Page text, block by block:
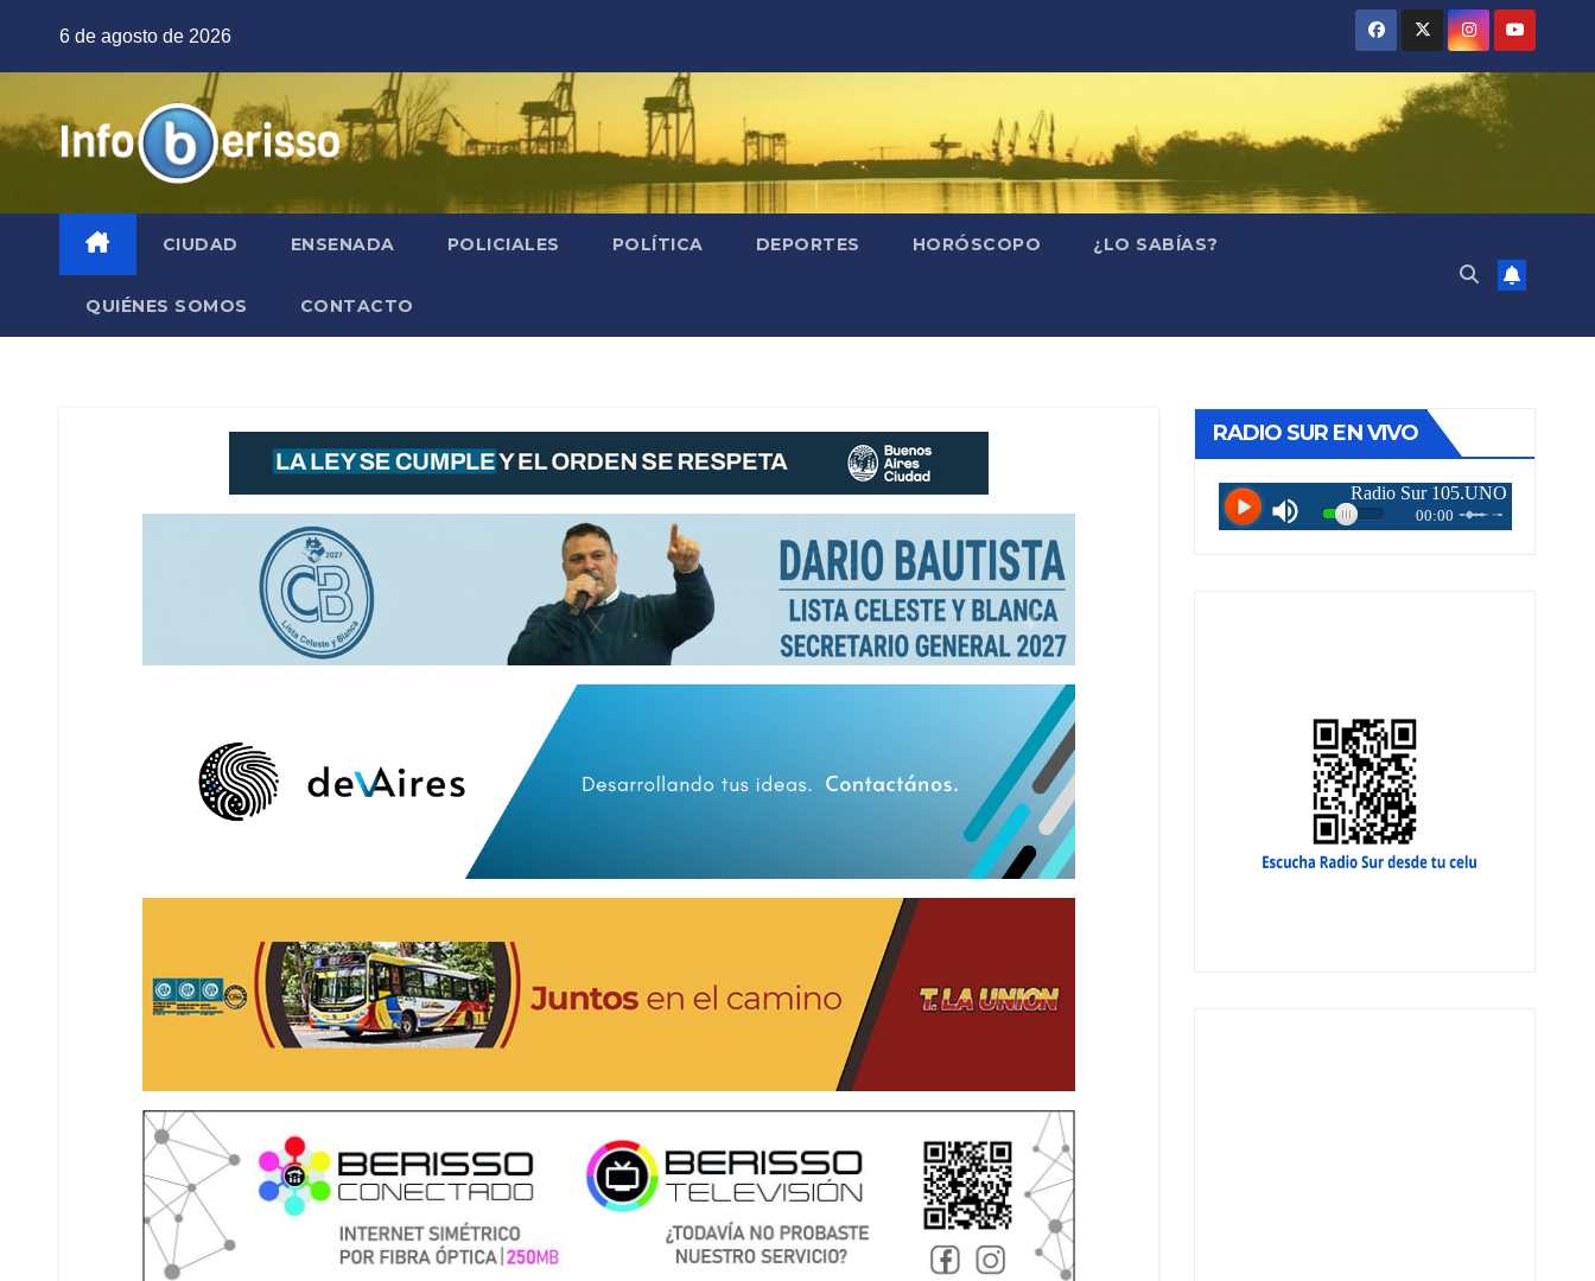
6 de agosto de 2026
CIUDAD ENSENADA POLICIALES POLÍTICA DEPORTES HORÓSCOPO ¿LO SABÍAS?
QUIÉNES SOMOS CONTACTO
RADIO SUR EN VIVO